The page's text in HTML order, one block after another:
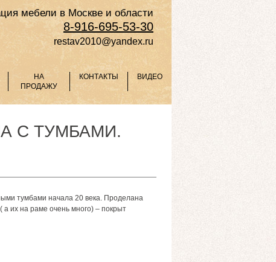
мебели в Москве и области
8-916-695-53-30
restav2010@yandex.ru
НА
ПРОДАЖУ
КОНТАКТЫ ВИДЕО
С ТУМБАМИ.
тумбами начала 20 века. Проделана
их на раме очень много) – покрыт